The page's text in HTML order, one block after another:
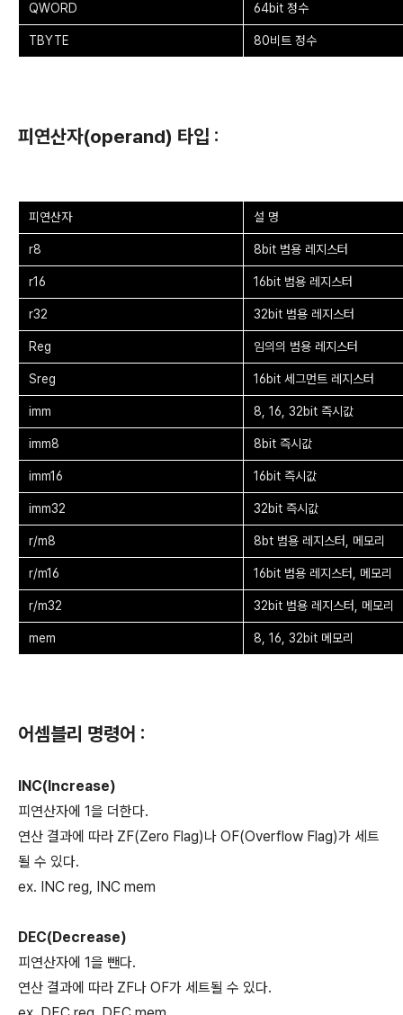
QWORD 64bit 정수
TBYTE 80비트 정수
피연산자(operand) 타입 :
피연산자 설 명
r8 8bit 범용 레지스터
r16 16bit 범용 레지스터
r32 32bit 범용 레지스터
Reg 임의의 범용 레지스터
Sreg 16bit 세그먼트 레지스터
imm 8, 16, 32bit 즉시값
imm8 8bit 즉시값
imm16 16bit 즉시값
imm32 32bit 즉시값
r/m8 8bt 범용 레지스터, 메모리
r/m16 16bit 범용 레지스터, 메모리
r/m32 32bit 범용 레지스터, 메모리
mem 8, 16, 32bit 메모리
어셈블리 명령어 :
INC(Increase)
피연산자에 1을 더한다.
연산 결과에 따라 ZF(Zero Flag)나 OF(Overflow Flag)가 세트
될 수 있다.
ex. INC reg, INC mem
DEC(Decrease)
피연산자에 1을 뺀다.
연산 결과에 따라 ZF나 OF가 세트될 수 있다.